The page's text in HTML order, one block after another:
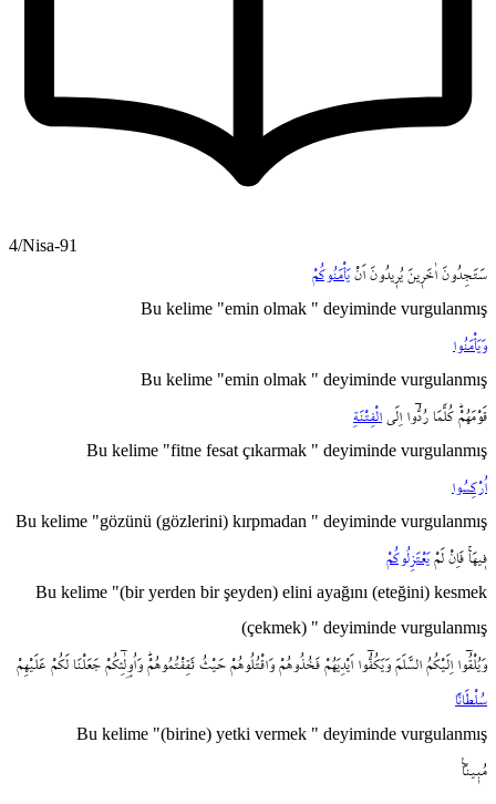
4/Nisa-91
سَتَجِدُونَ اٰخَر۪ينَ يُر۪يدُونَ اَنْ يَأْمَنُوكُمْ
Bu kelime "emin olmak " deyiminde vurgulanmış
وَيَأْمَنُوا
Bu kelime "emin olmak " deyiminde vurgulanmış
قَوْمَهُمْۜ كُلَّمَا رُدُّٓوا اِلَى
الْفِتْنَةِ
Bu kelime "fitne fesat çıkarmak " deyiminde vurgulanmış
اُرْكِسُوا
Bu kelime "gözünü (gözlerini) kırpmadan " deyiminde vurgulanmış
ف۪يهَاۚ فَاِنْ لَمْ يَعْتَزِلُوكُمْ
Bu kelime "(bir yerden bir şeyden) elini ayağını (eteğini) kesmek
(çekmek) " deyiminde vurgulanmış
وَيُلْقُٓوا اِلَيْكُمُ السَّلَمَ وَيَكُفُّٓوا اَيْدِيَهُمْ فَخُذُوهُمْ وَاقْتُلُوهُمْ حَيْثُ ثَقِفْتُمُوهُمْۜ وَاُو۬لٰٓئِكُمْ جَعَلْنَا لَكُمْ عَلَيْهِمْ
سُلْطَاناً
Bu kelime "(birine) yetki vermek " deyiminde vurgulanmış
مُب۪يناً۟